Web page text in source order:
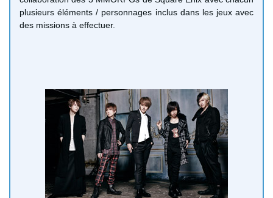
plusieurs éléments / personnages inclus dans les jeux avec
des missions à effectuer.